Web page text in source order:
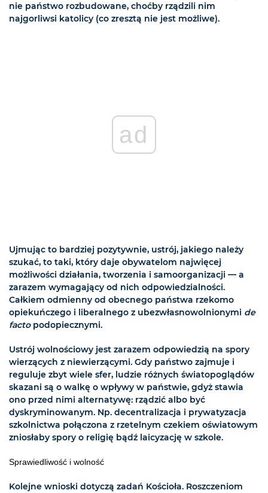
nie państwo rozbudowane, choćby rządzili nim
najgorliwsi katolicy (co zresztą nie jest możliwe).
ad
Ujmując to bardziej pozytywnie, ustrój, jakiego należy
szukać, to taki, który daje obywatelom najwięcej
możliwości działania, tworzenia i samoorganizacji — a
zarazem wymagający od nich odpowiedzialności.
Całkiem odmienny od obecnego państwa rzekomo
opiekuńczego i liberalnego z ubezwłasnowolnionymi de
factopodopiecznymi.
Ustrój wolnościowy jest zarazem odpowiedzią na spory
wierzących z niewierzącymi. Gdy państwo zajmuje i
reguluje zbyt wiele sfer, ludzie różnych światopoglądów
skazani są o walkę o wpływy w państwie, gdyż stawia
ono przed nimi alternatywę: rządzić albo być
dyskryminowanym. Np. decentralizacja i prywatyzacja
szkolnictwa połączona z rzetelnym czekiem oświatowym
zniosłaby spory o religię bądź laicyzację w szkole.
Sprawiedliwość i wolność
Kolejne wnioski dotyczą zadań Kościoła. Roszczeniom